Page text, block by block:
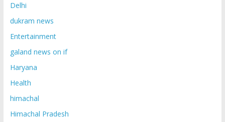
Delhi
dukram news
Entertainment
galand news on if
Haryana
Health
himachal
Himachal Pradesh